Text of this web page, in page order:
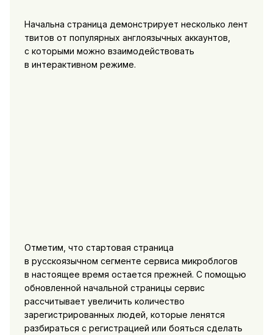
Начальна страница демонстрирует несколько лент
твитов от популярных англоязычных аккаунтов,
с которыми можно взаимодействовать
в интерактивном режиме.
Отметим, что стартовая страница
в русскоязычном сегменте сервиса микроблогов
в настоящее время остается прежней. С помощью
обновленной начальной страницы сервис
рассчитывает увеличить количество
зарегистрированных людей, которые ленятся
разбираться с регистрацией или бояться сделать